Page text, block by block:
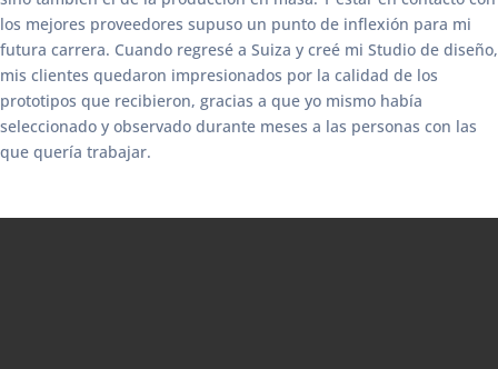
los mejores proveedores supuso un punto de inflexión para mi
futura carrera. Cuando regresé a Suiza y creé mi Studio de diseño,
mis clientes quedaron impresionados por la calidad de los
prototipos que recibieron, gracias a que yo mismo había
seleccionado y observado durante meses a las personas con las
que quería trabajar.